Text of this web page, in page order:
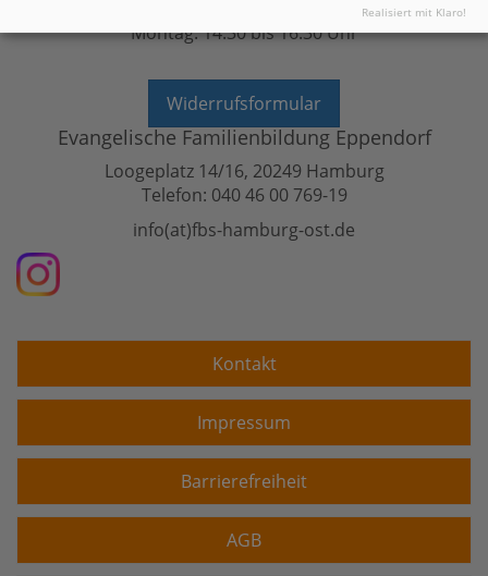
Montag bis Donnerstag: 9:00 - 12:00 Uhr
Montag: 14:30 bis 16:30 Uhr
Widerrufsformular
Evangelische Familienbildung Eppendorf
Loogeplatz 14/16, 20249 Hamburg
Telefon: 040 46 00 769-19
info(at)fbs-hamburg-ost.de
Kontakt
Impressum
Barrierefreiheit
AGB
Realisiert mit Klaro!